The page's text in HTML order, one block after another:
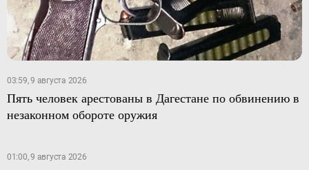
03:59, 9 августа 2026
Пять человек арестованы в Дагестане по обвинению в
незаконном обороте оружия
01:00, 9 августа 2026